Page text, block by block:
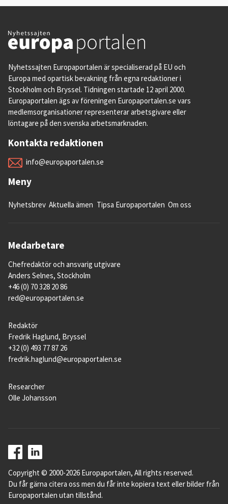
Nyhetssajten Europaportalen är specialiserad på EU och
Europa med opartisk bevakning från egna redaktioner i
Stockholm och Bryssel. Tidningen startade 12 april 2000.
Europaportalen ägs av föreningen Europaportalen.se vars
medlemsorganisationer representerar arbetsgivare eller
löntagare på den svenska arbetsmarknaden.
Kontakta redaktionen
info@europaportalen.se
Meny
Nyhetsbrev Aktuella ämen Tipsa Europaportalen Om oss
Medarbetare
Chefredaktör och ansvarig utgivare
Anders Selnes, Stockholm
+46 (0) 70 328 20 86
red@europaportalen.se
Redaktör
Fredrik Haglund, Bryssel
+32 (0) 493 77 87 26
fredrik.haglund@europaportalen.se
Researcher
Olle Johansson
Copyright © 2000-2026 Europaportalen, All rights reserved.
Du får gärna citera oss men du får inte kopiera text eller bilder från
Europaportalen utan tillstånd.